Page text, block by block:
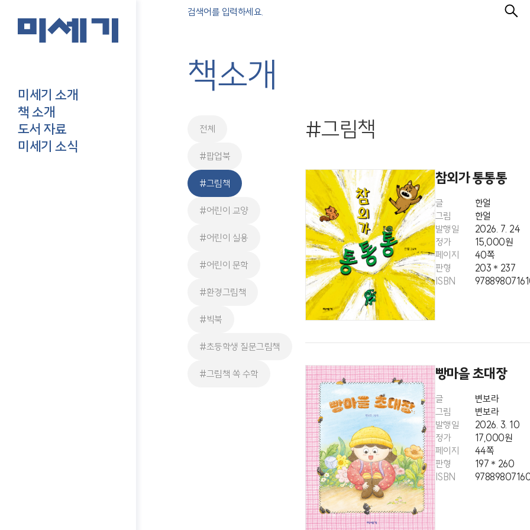
미세기 소개
책 소개
도서 자료
미세기 소식
책소개
전체
#팝업북
#그림책
#어린이 교양
#어린이 실용
#어린이 문학
#환경그림책
#빅북
#초등학생 질문그림책
#그림책 쏙 수학
#그림책
참외가 통통통
글
한얼
그림
한얼
발행일
2026. 7. 24
정가
15,000원
페이지
40쪽
판형
203＊237
ISBN
빵마을 초대장
글
변보라
그림
변보라
발행일
2026. 3. 10
정가
17,000원
페이지
44쪽
판형
197＊260
ISBN